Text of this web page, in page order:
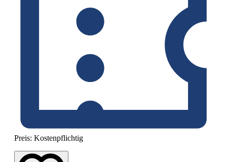
Preis: Kostenpflichtig